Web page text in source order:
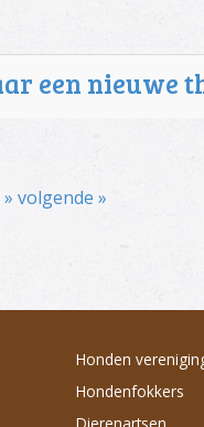
een nieuwe
volgende »
Honden
Hondenfokkers